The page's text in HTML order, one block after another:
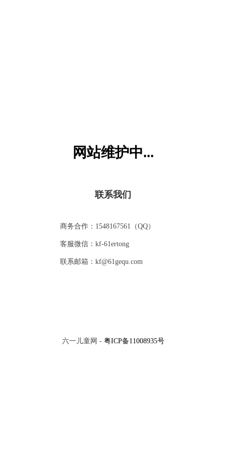
网站维护中...
联系我们
商务合作：1548167561（QQ）
客服微信：kf-61ertong
联系邮箱：kf@61gequ.com
六一儿童网 - 粤ICP备11008935号